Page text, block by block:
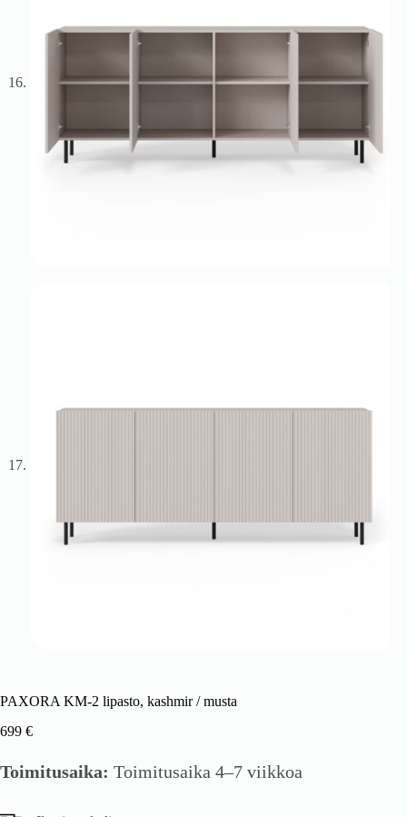
PAXORA KM-2 lipasto, kashmir / musta
699 €
Toimitusaika: Toimitusaika 4–7 viikkoa